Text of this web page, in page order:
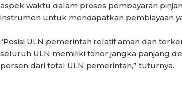
aspek waktu dalam proses pembayaran
instrumen untuk mendapatkan pembiayaan
“Posisi ULN pemerintah relatif aman dan
seluruh ULN memiliki tenor jangka panjang
persen dari total ULN pemerintah,” tuturnya.